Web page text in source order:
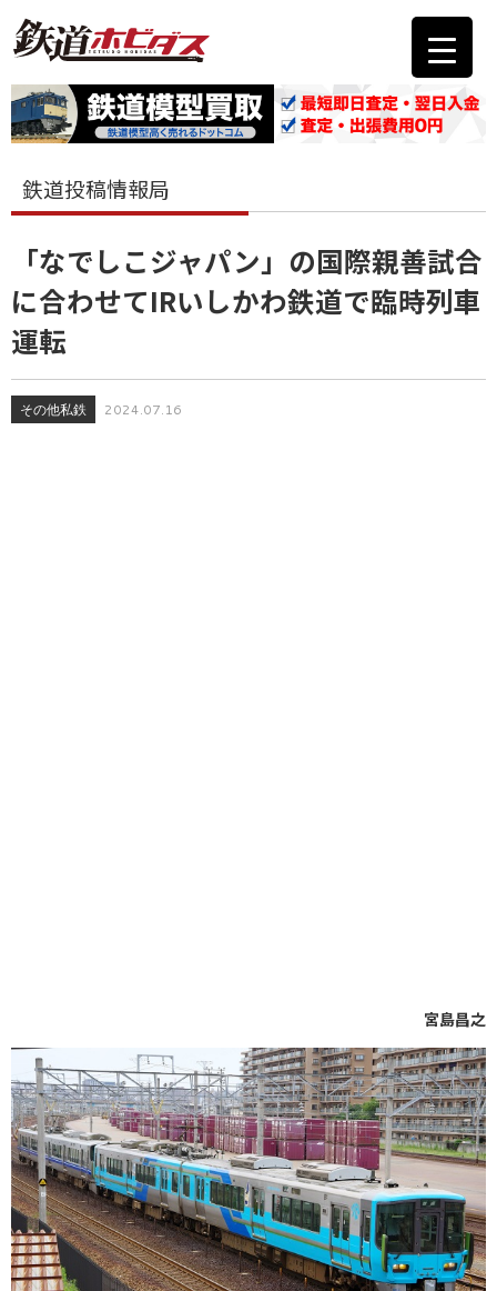
鉄道投稿情報局
「なでしこジャパン」の国際親善試合
に合わせてIRいしかわ鉄道で臨時列車
運転
その他私鉄 2024.07.16
宮島昌之